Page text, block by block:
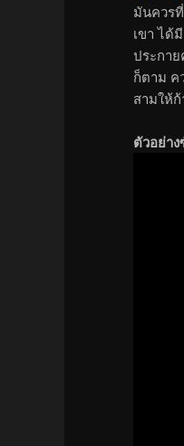
มันควร
เขา ได้
ประกา
ก็ตาม ค
สามให้
ตัวอย่า